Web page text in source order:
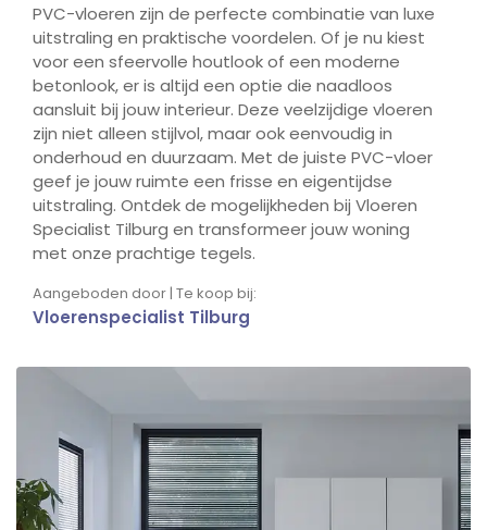
PVC-vloeren zijn de perfecte combinatie van luxe
uitstraling en praktische voordelen. Of je nu kiest
voor een sfeervolle houtlook of een moderne
betonlook, er is altijd een optie die naadloos
aansluit bij jouw interieur. Deze veelzijdige vloeren
zijn niet alleen stijlvol, maar ook eenvoudig in
onderhoud en duurzaam. Met de juiste PVC-vloer
geef je jouw ruimte een frisse en eigentijdse
uitstraling. Ontdek de mogelijkheden bij Vloeren
Specialist Tilburg en transformeer jouw woning
met onze prachtige tegels.
Aangeboden door | Te koop bij:
Vloerenspecialist Tilburg